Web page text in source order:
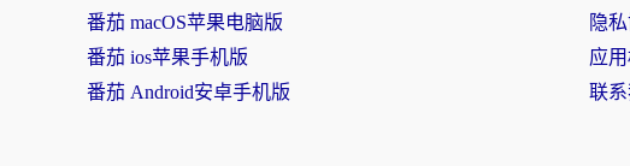
番茄 macOS苹果电脑版
番茄 ios苹果手机版
番茄 Android安卓手机版
隐
应
联系